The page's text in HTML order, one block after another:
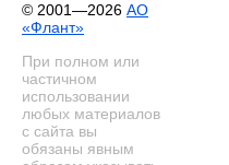
© 2001—2026 АО
«Флант»
При полном или
частичном
использовании
любых материалов
с сайта вы
обязаны явным